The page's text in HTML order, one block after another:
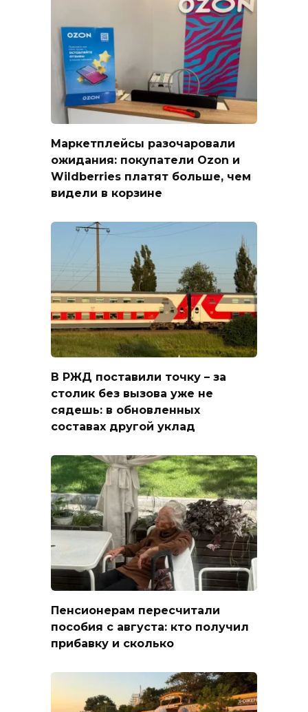
Маркетплейсы разочаровали
ожидания: покупатели Ozon и
Wildberries платят больше, чем
видели в корзине
В РЖД поставили точку – за
столик без вызова уже не
сядешь: в обновленных
составах другой уклад
Пенсионерам пересчитали
пособия с августа: кто получил
прибавку и сколько